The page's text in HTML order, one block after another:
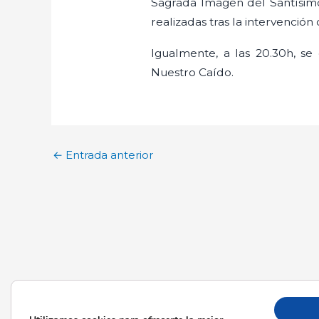
Sagrada Imagen del
realizadas tras la
Igualmente, a las 20.30h,
Nuestro Caído.
← Entrada anterior